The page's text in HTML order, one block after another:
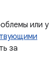
или у
за